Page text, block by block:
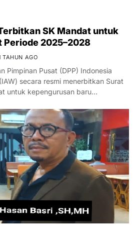
SK Mandat untuk
Periode 2025–2028
TAHUN AGO
Pimpinan Pusat (DPP) Indonesia
secara resmi menerbitkan Surat
untuk kepengurusan baru…